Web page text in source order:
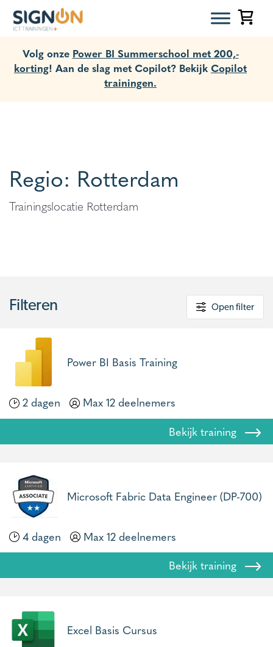
Volg onze Power BI Summerschool met 200,-
korting! Aan de slag met Copilot? Bekijk Copilot
trainingen.
Regio: Rotterdam
Trainingslocatie Rotterdam
Filteren Open filter
Power BI Basis Training
2 dagen
Max 12 deelnemers
Bekijk training
Microsoft Fabric Data Engineer (DP-700)
4 dagen
Max 12 deelnemers
Bekijk training
Excel Basis Cursus